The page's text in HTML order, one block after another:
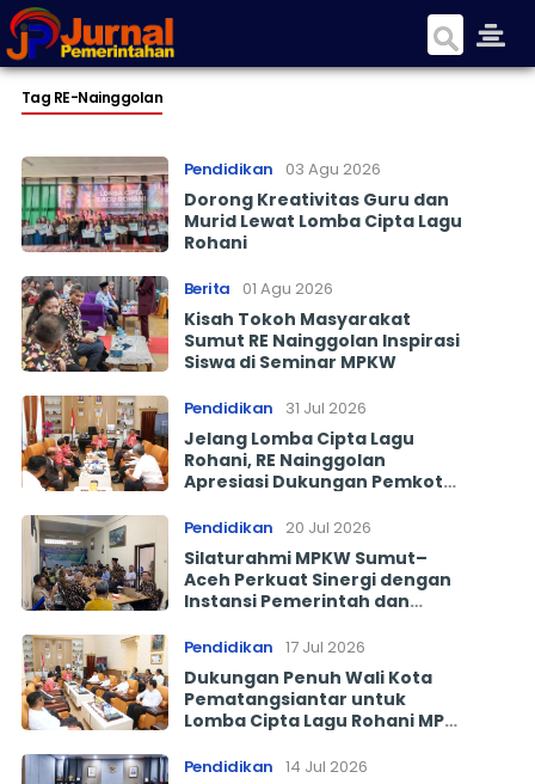
Tag RE-Nainggolan
Pendidikan 03 Agu 2026
Dorong Kreativitas Guru dan
Murid Lewat Lomba Cipta Lagu
Rohani
Berita 01 Agu 2026
Kisah Tokoh Masyarakat
Sumut RE Nainggolan Inspirasi
Siswa di Seminar MPKW
Pendidikan 31 Jul 2026
Jelang Lomba Cipta Lagu
Rohani, RE Nainggolan
Apresiasi Dukungan Pemkot
Pendidikan 20 Jul 2026
Silaturahmi MPKW Sumut–
Aceh Perkuat Sinergi dengan
Instansi Pemerintah dan
Pendidikan 17 Jul 2026
Dukungan Penuh Wali Kota
Pematangsiantar untuk
Lomba Cipta Lagu Rohani MPK
Pendidikan 14 Jul 2026